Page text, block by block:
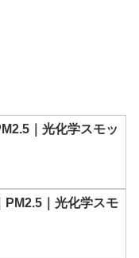
｜光化学スモッ
PM2.5｜光化学スモ